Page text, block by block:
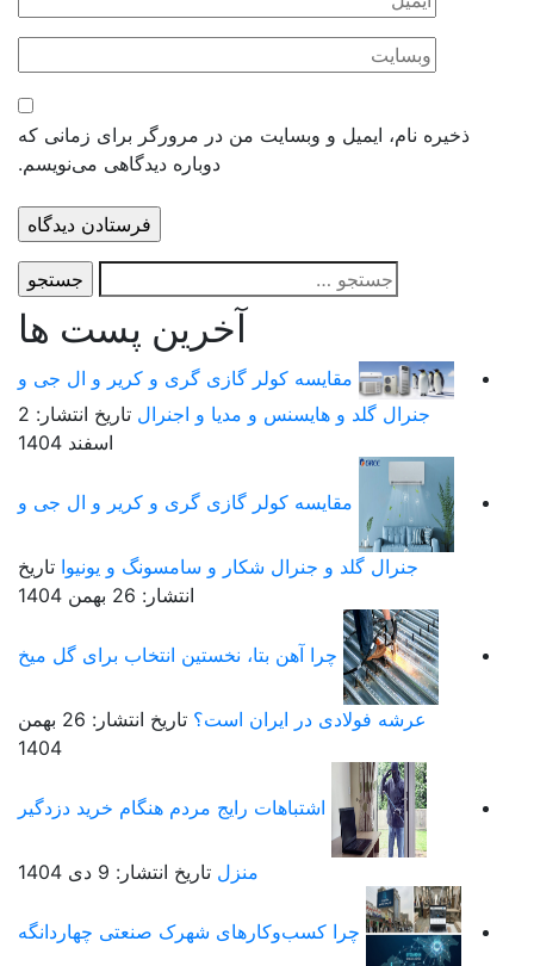
نام، ایمیل و وبسایت من در مرورگر برای زمانی که
دوباره دیدگاهی می‌نویسم.
آخرین پست ها
مقایسه کولر گازی گری و کریر و ال جی و
جنرال گلد و هایسنس و مدیا و اجنرال
تاریخ انتشار: 2
مقایسه کولر گازی گری و کریر و ال جی و
جنرال گلد و جنرال شکار و سامسونگ و یونیوا تاریخ
چرا آهن بتا، نخستین انتخاب برای گل میخ
عرشه فولادی در ایران است؟
تاریخ انتشار: 26 بهمن
اشتباهات رایج مردم هنگام خرید دزدگیر
تاریخ انتشار: 9 دی 1404
چرا کسب‌وکارهای شهرک صنعتی چهاردانگه